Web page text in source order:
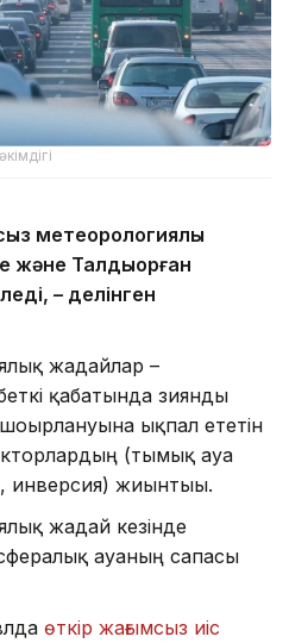
метеорологиялық
және Талдықорған
– делінген
жағдайлар –
қабатында зиянды
ықпал ететін
(тымық ауа
инверсия) жиынтығы.
жағдай кезінде
ауаның сапасы
өткір жағымсыз иіс